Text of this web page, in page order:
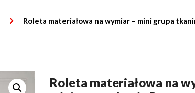
Roleta materiałowa na wymiar – mini grupa
Roleta materiałowa na